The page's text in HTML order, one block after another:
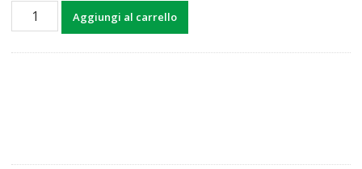
Batteria
Aggiungi al carrello